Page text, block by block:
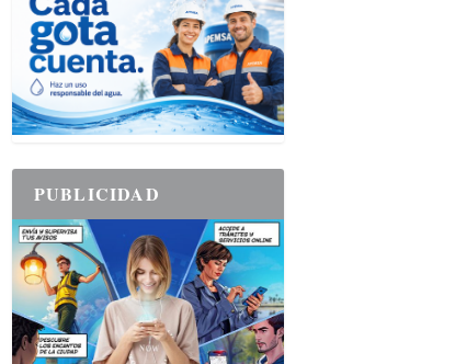
PUBLICIDAD